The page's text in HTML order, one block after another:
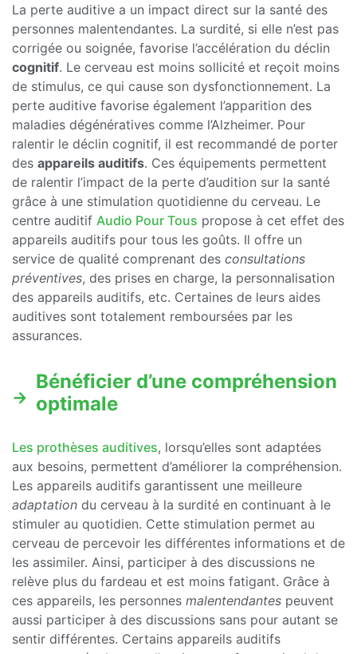
La perte auditive a un impact direct sur la santé des
personnes malentendantes. La surdité, si elle n’est pas
corrigée ou soignée, favorise l’accélération du déclin
cognitif. Le cerveau est moins sollicité et reçoit moins
de stimulus, ce qui cause son dysfonctionnement. La
perte auditive favorise également l’apparition des
maladies dégénératives comme l’Alzheimer. Pour
ralentir le déclin cognitif, il est recommandé de porter
des appareils auditifs. Ces équipements permettent
de ralentir l’impact de la perte d’audition sur la santé
grâce à une stimulation quotidienne du cerveau. Le
centre auditif Audio Pour Tous propose à cet effet des
appareils auditifs pour tous les goûts. Il offre un
service de qualité comprenant des consultations
préventives, des prises en charge, la personnalisation
des appareils auditifs, etc. Certaines de leurs aides
auditives sont totalement remboursées par les
assurances.
Bénéficier d’une compréhension
optimale
Les prothèses auditives, lorsqu’elles sont adaptées
aux besoins, permettent d’améliorer la compréhension.
Les appareils auditifs garantissent une meilleure
adaptation du cerveau à la surdité en continuant à le
stimuler au quotidien. Cette stimulation permet au
cerveau de percevoir les différentes informations et de
les assimiler. Ainsi, participer à des discussions ne
relève plus du fardeau et est moins fatigant. Grâce à
ces appareils, les personnes malentendantes peuvent
aussi participer à des discussions sans pour autant se
sentir différentes. Certains appareils auditifs